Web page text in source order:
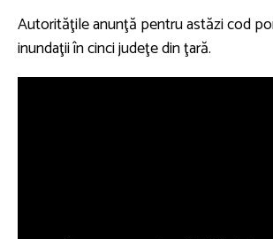
Autorităţile anunţă pentru astăzi cod
inundaţii în cinci judeţe din ţară.